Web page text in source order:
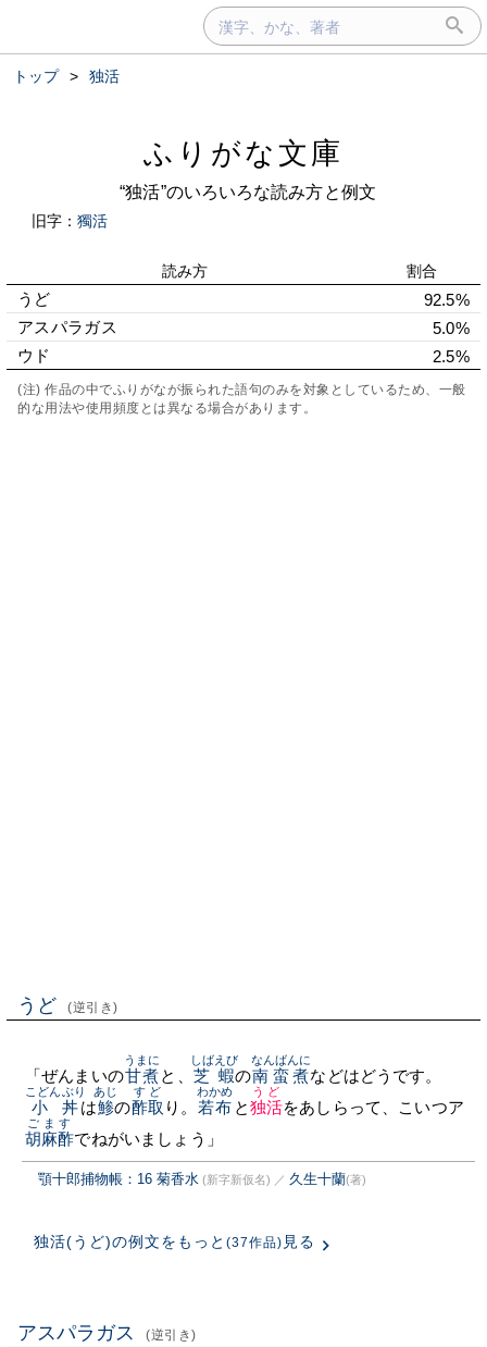
トップ > 独活
ふりがな文庫
“独活”のいろいろな読み方と例文
旧字： 獨活
読み方 割合
うど
92.5%
アスパラガス
5.0%
ウド
2.5%
(注) 作品の中でふりがなが振られた語句のみを対象としているため、一般
的な用法や使用頻度とは異なる場合があります。
うど (逆引き)
「ぜんまいの甘煮
うまに
と、 芝蝦
しばえび
の南蛮煮
なんばんに
などはどうです。
小丼
こどんぶり
は鯵
あじ
の酢取
すど
り。 若布
わかめ
と独活
うど
をあしらって、こいつア
胡麻酢
ごます
でねがいましょう」
顎十郎捕物帳：16 菊香水 (新字新仮名) ／ 久生十蘭(著)
独活(うど)の例文をもっと (37作品) 見る
アスパラガス (逆引き)